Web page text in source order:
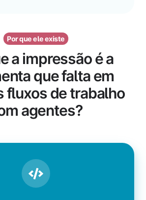
Por que ele existe
a impressão é a
que falta em
fluxos de trabalho
agentes?